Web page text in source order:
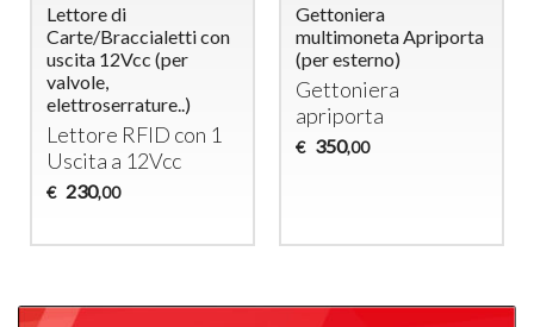
Lettore di
Carte/Braccialetti con
uscita 12Vcc (per
valvole,
elettroserrature..)
Lettore RFID con 1
Uscita a 12Vcc
€ 230,00
Gettoniera
multimoneta Apriporta
(per esterno)
Gettoniera
apriporta
€ 350,00